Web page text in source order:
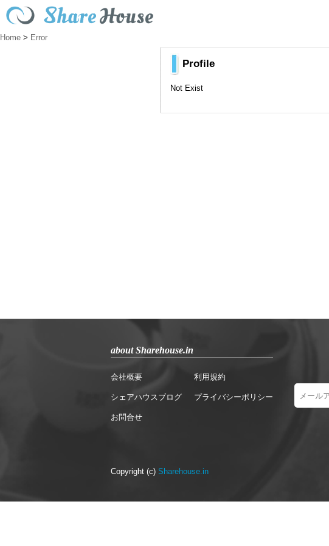
Home > Error
Profile
Not Exist
about Sharehouse.in
会社概要
シェアハウスブログ
お問合せ
利用規約
プライバシーポリシー
Copyright (c) Sharehouse.in